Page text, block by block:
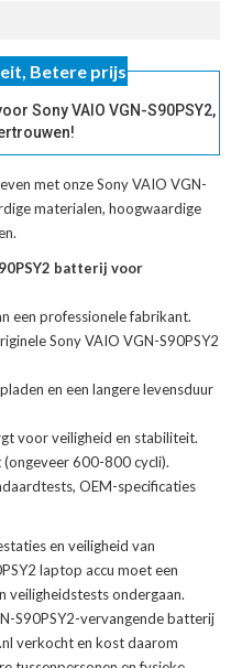
Betere prijs
Sony VAIO VGN-S90PSY2,
met onzeSony VAIO VGN-
materialen, hoogwaardige
batterij voor
een professionele fabrikant.
Sony VAIO VGN-S90PSY2
en een langere levensduur
voor veiligheid en stabiliteit.
600-800 cycli).
OEM-specificaties
en veiligheid van
laptop accu moet een
veiligheidstests ondergaan.
S90PSY2-vervangende batterij
verkocht en kost daarom